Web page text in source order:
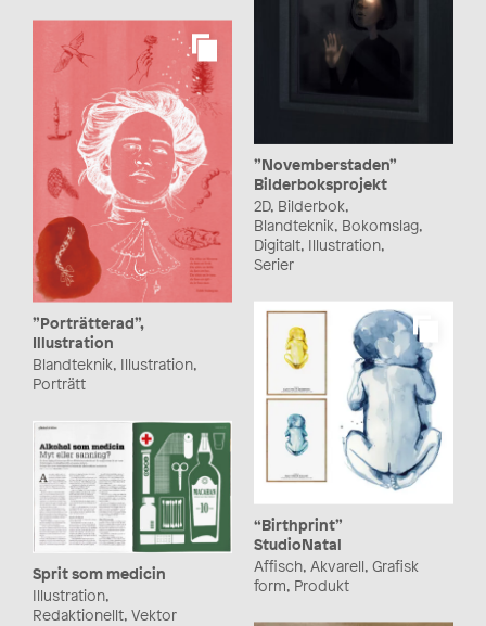
”Novemberstaden”
Bilderboksprojekt
2D, Bilderbok,
Blandteknik, Bokomslag,
Digitalt, Illustration,
Serier
”Porträtterad”,
Illustration
Blandteknik, Illustration,
Porträtt
“Birthprint”
StudioNatal
Affisch, Akvarell, Grafisk
form, Produkt
Sprit som medicin
Illustration,
Redaktionellt, Vektor